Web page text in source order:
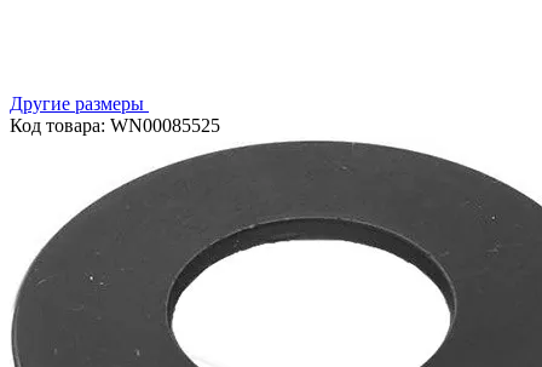
Другие размеры
Код товара: WN00085525